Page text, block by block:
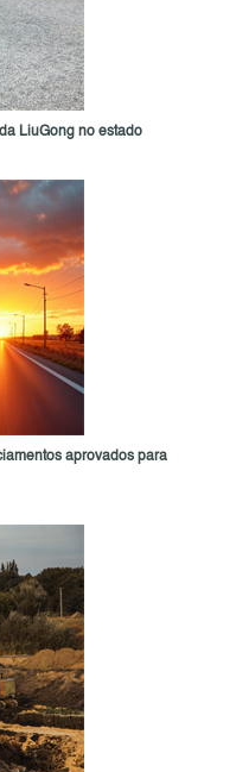
LiuGong no estado
aprovados para